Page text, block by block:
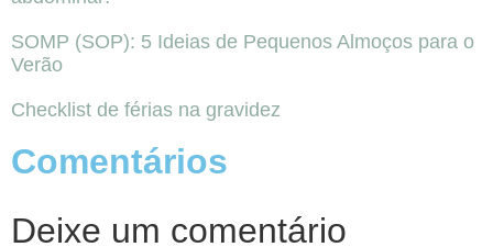
SOMP (SOP): 5 Ideias de Pequenos Almoços para o
Verão
Checklist de férias na gravidez
Comentários
Deixe um comentário